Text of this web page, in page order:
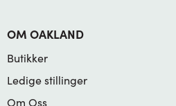
OM OAKLAND
Butikker
Ledige stillinger
Om Oss